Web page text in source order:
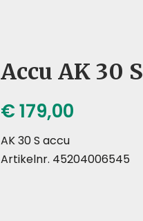
Accu AK 30 S
€179,00
AK 30 S accu
Artikelnr. 45204006545